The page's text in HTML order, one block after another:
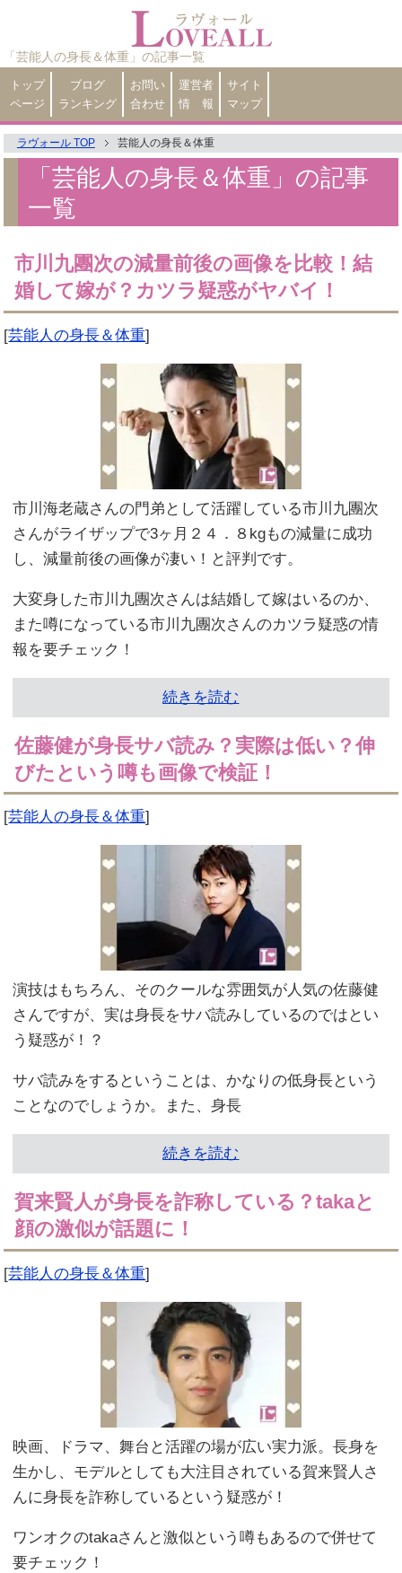
「芸能人の身長＆体重」の記事一覧
トップ
ページ
ブログ
ランキング
お問い
合わせ
運営者
情 報
サイト
マップ
ラヴォール TOP 芸能人の身長＆体重
「芸能人の身長＆体重」の記事
一覧
市川九團次の減量前後の画像を比較！結
婚して嫁が？カツラ疑惑がヤバイ！
[芸能人の身長＆体重]
市川海老蔵さんの門弟として活躍している市川九團次
さんがライザップで3ヶ月２４．８kgもの減量に成功
し、減量前後の画像が凄い！と評判です。
大変身した市川九團次さんは結婚して嫁はいるのか、
また噂になっている市川九團次さんのカツラ疑惑の情
報を要チェック！
続きを読む
佐藤健が身長サバ読み？実際は低い？伸
びたという噂も画像で検証！
[芸能人の身長＆体重]
演技はもちろん、そのクールな雰囲気が人気の佐藤健
さんですが、実は身長をサバ読みしているのではとい
う疑惑が！？
サバ読みをするということは、かなりの低身長という
ことなのでしょうか。また、身長
続きを読む
賀来賢人が身長を詐称している？takaと
顔の激似が話題に！
[芸能人の身長＆体重]
映画、ドラマ、舞台と活躍の場が広い実力派。長身を
生かし、モデルとしても大注目されている賀来賢人さ
んに身長を詐称しているという疑惑が！
ワンオクのtakaさんと激似という噂もあるので併せて
要チェック！